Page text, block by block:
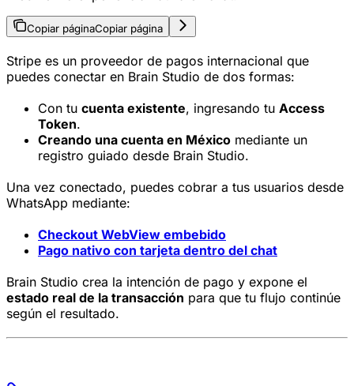
Copiar páginaCopiar página
Stripe es un proveedor de pagos internacional que
puedes conectar en Brain Studio de dos formas:
Con tu cuenta existente, ingresando tu Access
Token.
Creando una cuenta en México mediante un
registro guiado desde Brain Studio.
Una vez conectado, puedes cobrar a tus usuarios desde
WhatsApp mediante:
Checkout WebView embebido
Pago nativo con tarjeta dentro del chat
Brain Studio crea la intención de pago y expone el
estado real de la transacción para que tu flujo continúe
según el resultado.